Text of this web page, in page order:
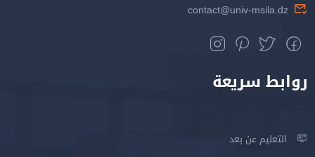
contact@univ-msila.dz
روابط سريعة
التعليم عن بعد